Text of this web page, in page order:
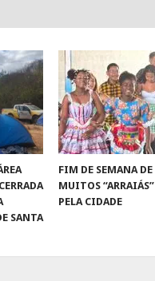
SANTA
FIM DE SEMANA DE
MUITOS “ARRAIÁS”
PELA CIDADE